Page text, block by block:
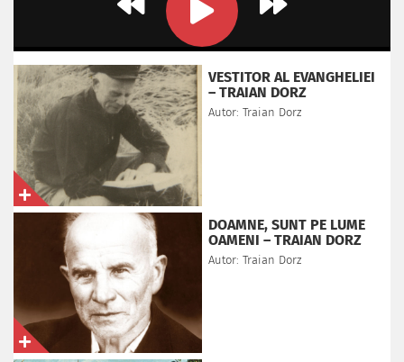
VESTITOR AL EVANGHELIEI
– TRAIAN DORZ
Autor: Traian Dorz
DOAMNE, SUNT PE LUME
OAMENI – TRAIAN DORZ
Autor: Traian Dorz